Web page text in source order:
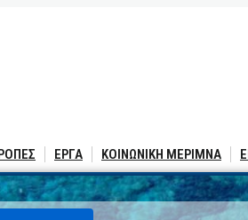
ΕΡΓΑ ΚΟΙΝΩΝΙΚΗ ΜΕΡΙΜΝΑ